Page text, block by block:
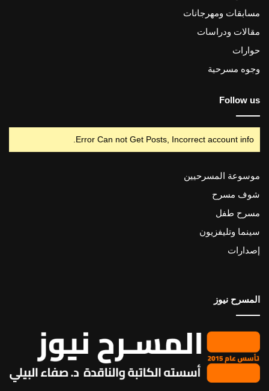
مسابقات ومهرجانات
مقالات ودراسات
حوارات
وجوه مسرحية
Follow us
Error Can not Get Posts, Incorrect account info.
موسوعة المسرحيين
شوف مسرح
مسرح طفل
سينما وتليفزيون
إصدارات
المسرح نيوز